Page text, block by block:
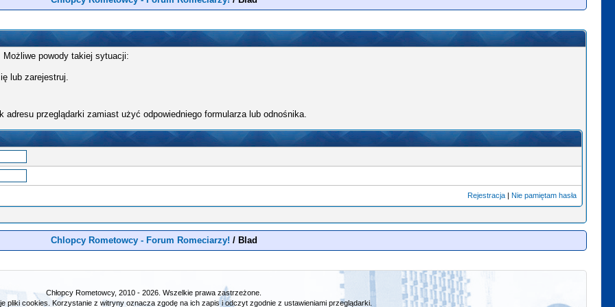
powody takiej sytuacji:
lub zarejestruj.
przeglądarki zamiast użyć odpowiedniego formularza lub odnośnika.
Rejestracja| Nie pamiętam hasła
Chlopcy Rometowcy - Forum Romeciarzy! / Blad
Chłopcy Rometowcy, 2010 - 2026. Wszelkie prawa zastrzeżone.
pliki cookies. Korzystanie z witryny oznacza zgodę na ich zapis i odczyt zgodnie z ustawieniami przeglądarki.